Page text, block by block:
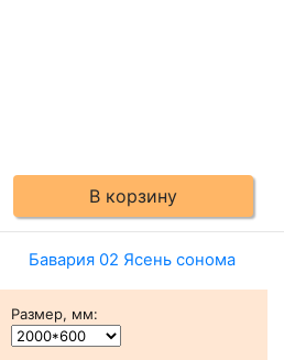
В корзину
Бавария 02 Ясень сонома
Размер, мм: